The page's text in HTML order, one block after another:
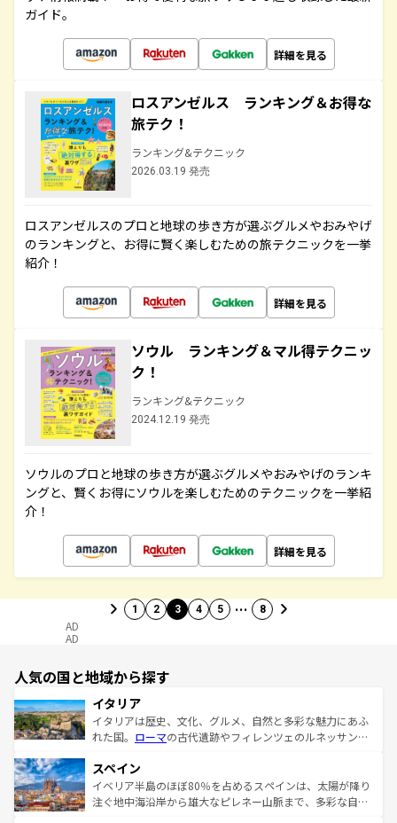
ガイド。
詳細を見る
ロスアンゼルス ランキング＆お得な
旅テク！
ランキング&テクニック
2026.03.19 発売
ロスアンゼルスのプロと地球の歩き方が選ぶグルメやおみやげ
のランキングと、お得に賢く楽しむための旅テクニックを一挙
紹介！
詳細を見る
ソウル ランキング＆マル得テクニッ
ク！
ランキング&テクニック
2024.12.19 発売
ソウルのプロと地球の歩き方が選ぶグルメやおみやげのランキ
ングと、賢くお得にソウルを楽しむためのテクニックを一挙紹
介！
詳細を見る
1 2 3 4 5 … 8
AD
AD
人気の国と地域から探す
イタリア
イタリアは歴史、文化、グルメ、自然と多彩な魅力にあふ
れた国。 ローマの古代遺跡やフィレンツェのルネッサンス
ろん、トスカーナの美しい田園風景やアマルフィ海岸の絶
景など、自然景観も見逃せない。観光の合間には、本場の
ピザやパスタなど、絶品のイタリア料理を堪能することも
スペイン
イベリア半島のほぼ80％を占めるスペインは、太陽が降り
注ぐ地中海沿岸から雄大なピレネー山脈まで、多彩な自然